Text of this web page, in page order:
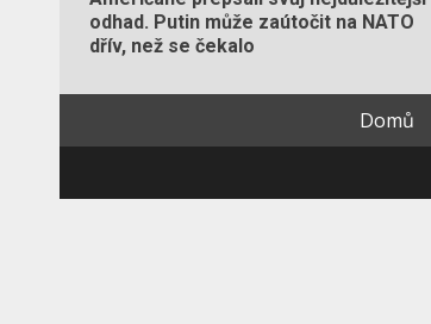
odhad. Putin může zaútočit na NATO
dřív, než se čekalo
Domů